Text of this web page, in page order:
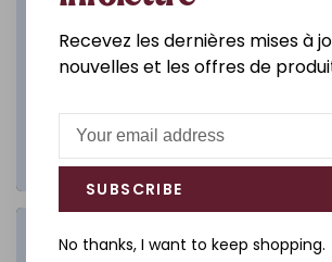
Salle de bain
Recevez les dernières mises à
nouvelles et les offres de
SUBSCRIBE
No thanks, I want to keep shopping.